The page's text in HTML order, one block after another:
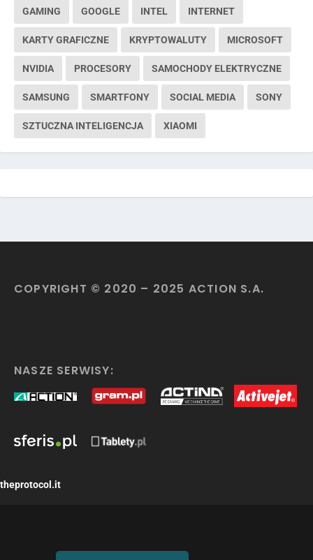
GAMING GOOGLE INTEL INTERNET
KARTY GRAFICZNE KRYPTOWALUTY MICROSOFT
NVIDIA PROCESORY SAMOCHODY ELEKTRYCZNE
SAMSUNG SMARTFONY SOCIAL MEDIA SONY
SZTUCZNA INTELIGENCJA XIAOMI
COPYRIGHT © 2020 – 2025 ACTION S.A.
NASZE SERWISY:
theprotocol.it